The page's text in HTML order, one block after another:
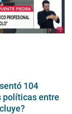
104
políticas entre